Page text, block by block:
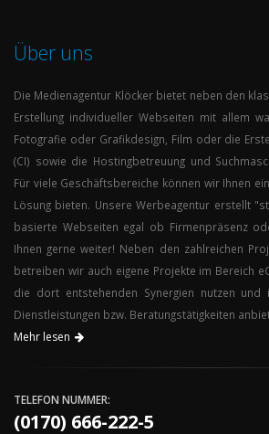
Über uns
Die Medienagentur Klöckerbietet neben den
Erstellung individueller Webseiten mit allem
Fotografie oder Grafikdesign, Film oder die
(CI) sowie die Hostingbetreuung und
Für viele Geschäftsbereiche können wir Ihnen
Lösung bieten. Unsere Werbeagentur erstellt
basierte Webseiten egal ob Firmenpräsenz
Ihnen gerne weiter! Neben den zahlreichen
betreiben wir auch eigene Projekte im Bereich
die dort entstehenden Synergien nutzen und
Dienstleistungen bzw. Beratungstätigkeiten
Mehr lesen
TELEFON NUMMER:
(0170) 666-222-5